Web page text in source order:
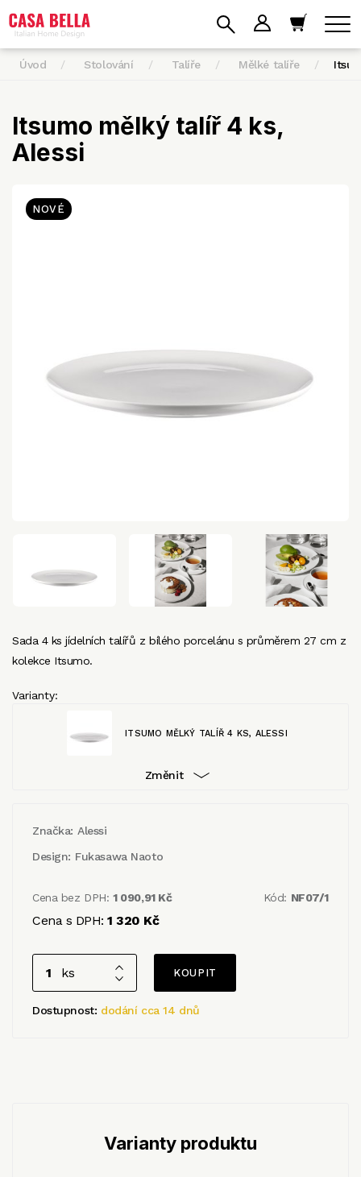
Úvod Stolování Talíře Mělké talíře
Itsumo mělký talíř 4 ks,
Alessi
NOVÉ
Sada 4 ks jídelních talířů z bílého porcelánu s průměrem 27 cm z
kolekce Itsumo.
Varianty:
ITSUMO MĚLKÝ TALÍŘ 4 KS, ALESSI
Změnit
Značka: Alessi
Design: Fukasawa Naoto
Cena bez DPH:1 090,91 Kč
Cena s DPH:1 320 Kč
Kód: NF07/1
ks
Dostupnost: dodání cca 14 dnů
Varianty produktu